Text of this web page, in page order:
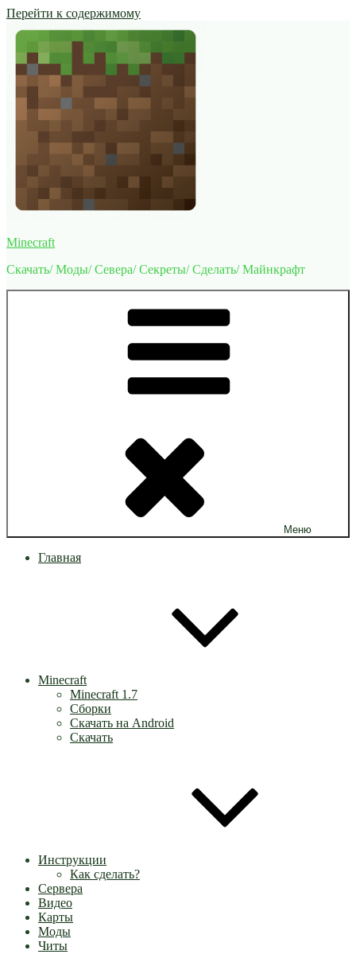
Перейти к содержимому
Minecraft
Скачать/ Моды/ Севера/ Секреты/ Сделать/ Майнкрафт
Меню
Главная
Minecraft
Minecraft 1.7
Сборки
Скачать на Android
Скачать
Инструкции
Как сделать?
Сервера
Видео
Карты
Моды
Читы